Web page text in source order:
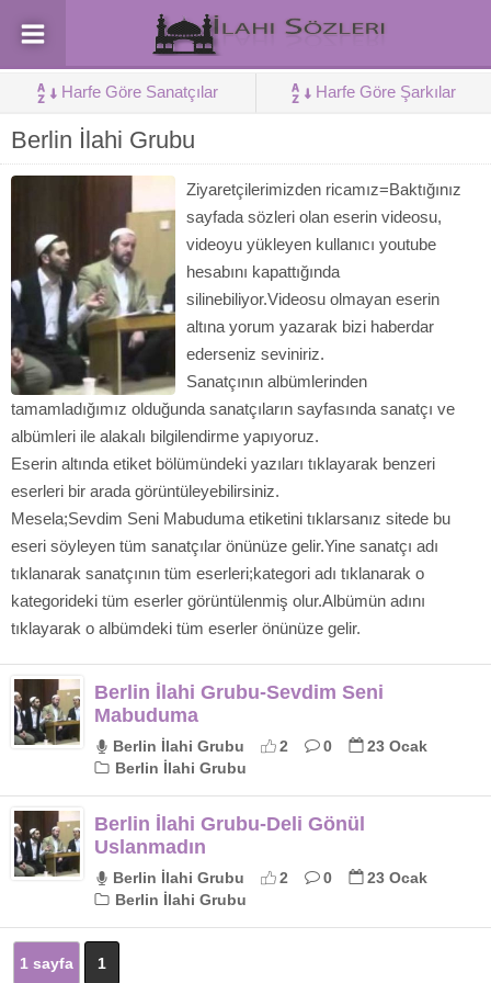
Harfe Göre Sanatçılar Harfe Göre Şarkılar
Berlin İlahi Grubu
Ziyaretçilerimizden ricamız=Baktığınız
sayfada sözleri olan eserin videosu,
videoyu yükleyen kullanıcı youtube
hesabını kapattığında
silinebiliyor.Videosu olmayan eserin
altına yorum yazarak bizi haberdar
ederseniz seviniriz.
Sanatçının albümlerinden
tamamladığımız olduğunda sanatçıların sayfasında sanatçı ve
albümleri ile alakalı bilgilendirme yapıyoruz.
Eserin altında etiket bölümündeki yazıları tıklayarak benzeri
eserleri bir arada görüntüleyebilirsiniz.
Mesela;Sevdim Seni Mabuduma etiketini tıklarsanız sitede bu
eseri söyleyen tüm sanatçılar önünüze gelir.Yine sanatçı adı
tıklanarak sanatçının tüm eserleri;kategori adı tıklanarak o
kategorideki tüm eserler görüntülenmiş olur.Albümün adını
tıklayarak o albümdeki tüm eserler önünüze gelir.
Berlin İlahi Grubu-Sevdim Seni
Mabuduma
Berlin İlahi Grubu 2 0
23 Ocak
Berlin İlahi Grubu
Berlin İlahi Grubu-Deli Gönül
Uslanmadın
Berlin İlahi Grubu 2 0
23 Ocak
Berlin İlahi Grubu
1 sayfa 1